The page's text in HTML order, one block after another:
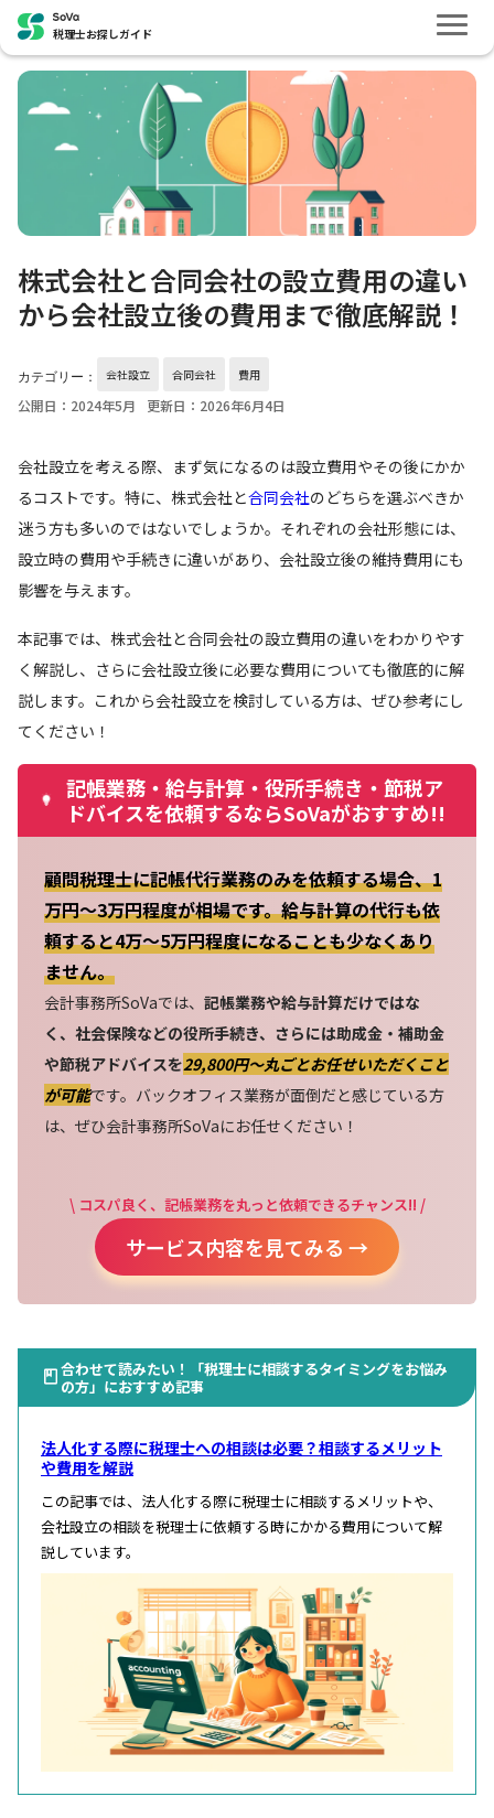
税理士お探しガイド
株式会社と合同会社の設立費用の違い
から会社設立後の費用まで徹底解説！
カテゴリー： 会社設立 合同会社 費用
公開日：2024年5月 更新日：2026年6月4日
会社設立を考える際、まず気になるのは設立費用やその後にかか
るコストです。特に、株式会社と合同会社のどちらを選ぶべきか
迷う方も多いのではないでしょうか。それぞれの会社形態には、
設立時の費用や手続きに違いがあり、会社設立後の維持費用にも
影響を与えます。
本記事では、株式会社と合同会社の設立費用の違いをわかりやす
く解説し、さらに会社設立後に必要な費用についても徹底的に解
説します。これから会社設立を検討している方は、ぜひ参考にし
てください！
記帳業務・給与計算・役所手続き・節税ア
ドバイスを依頼するならSoVaがおすすめ!!
顧問税理士に記帳代行業務のみを依頼する場合、1
万円～3万円程度が相場です。給与計算の代行も依
頼すると4万～5万円程度になることも少なくあり
ません。
会計事務所SoVaでは、 記帳業務や給与計算だけではな
く、社会保険などの役所手続き、さらには助成金・補助金
や節税アドバイスを29,800円〜丸ごとお任せいただくこと
が可能です。バックオフィス業務が面倒だと感じている方
は、ぜひ会計事務所SoVaにお任せください！
\ コスパ良く、記帳業務を丸っと依頼できるチャンス!! /
サービス内容を見てみる →
合わせて読みたい！「税理士に相談するタイミングをお悩み
の方」におすすめ記事
法人化する際に税理士への相談は必要？相談するメリット
や費用を解説
この記事では、法人化する際に税理士に相談するメリットや、
会社設立の相談を税理士に依頼する時にかかる費用について解
説しています。